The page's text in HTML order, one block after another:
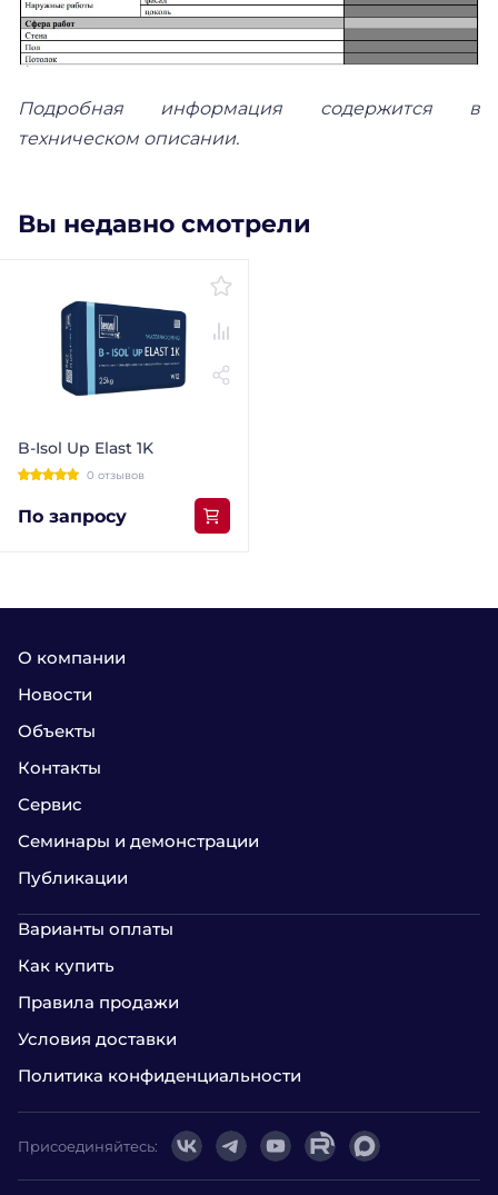
Подробная информация содержится в
техническом описании.
Вы недавно смотрели
B-Isol Up Elast 1K
0 отзывов
По запросу
О компании
Новости
Объекты
Контакты
Сервис
Семинары и демонстрации
Публикации
Варианты оплаты
Как купить
Правила продажи
Условия доставки
Политика конфиденциальности
Присоединяйтесь: